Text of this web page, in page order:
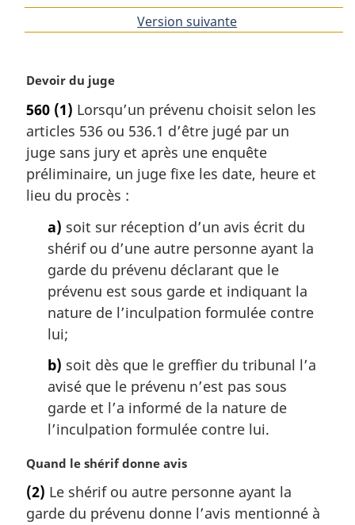
Version suivante
N
t
e
m
a
r
g
Devoir du juge
560 (1) Lorsqu’un prévenu choisit selon les
articles 536 ou 536.1 d’être jugé par un
juge sans jury et après une enquête
préliminaire, un juge fixe les date, heure et
lieu du procès :
a) soit sur réception d’un avis écrit du
shérif ou d’une autre personne ayant la
garde du prévenu déclarant que le
prévenu est sous garde et indiquant la
nature de l’inculpation formulée contre
lui;
b) soit dès que le greffier du tribunal l’a
avisé que le prévenu n’est pas sous
garde et l’a informé de la nature de
l’inculpation formulée contre lui.
N
t
e
Quand le shérif donne avis
(2) Le shérif ou autre personne ayant la
garde du prévenu donne l’avis mentionné à